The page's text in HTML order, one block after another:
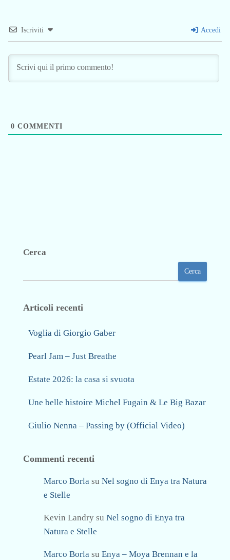
Iscriviti Accedi
0 COMMENTI
Cerca
Cerca
Articoli recenti
Voglia di Giorgio Gaber
Pearl Jam – Just Breathe
Estate 2026: la casa si svuota
Une belle histoire Michel Fugain & Le Big Bazar
Giulio Nenna – Passing by (Official Video)
Commenti recenti
Marco Borla su Nel sogno di Enya tra Natura
e Stelle
Kevin Landry su Nel sogno di Enya tra
Natura e Stelle
Marco Borla su Enya – Moya Brennan e la